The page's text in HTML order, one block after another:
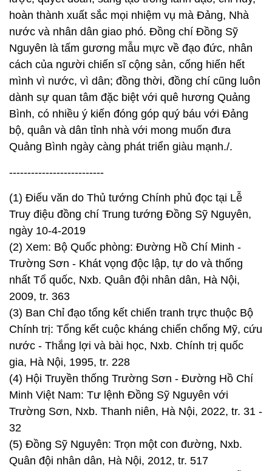
mình vì nước, vì dân; đồng thời, đồng chí cũng luôn
dành sự quan tâm đặc biệt với quê hương Quảng
Bình, có nhiều ý kiến đóng góp quý báu với Đảng
bộ, quân và dân tỉnh nhà với mong muốn đưa
Quảng Bình ngày càng phát triển giàu mạnh./.
--------------------------
(1) Điếu văn do Thủ tướng Chính phủ đọc tại Lễ
Truy điệu đồng chí Trung tướng Đồng Sỹ Nguyên,
Trường Sơn - Khát vọng độc lập, tự do và thống
nhất Tổ quốc, Nxb. Quân đội nhân dân, Hà Nội,
2009, tr. 363
(3) Ban Chỉ đạo tổng kết chiến tranh trực thuộc Bộ
Chính trị: Tổng kết cuộc kháng chiến chống Mỹ, cứu
nước - Thắng lợi và bài học, Nxb. Chính trị quốc
gia, Hà Nội, 1995, tr. 228
(4) Hội Truyền thống Trường Sơn - Đường Hồ Chí
Minh Việt Nam: Tư lệnh Đồng Sỹ Nguyên với
Trường Sơn, Nxb. Thanh niên, Hà Nội, 2022, tr. 31 -
32
(5) Đồng Sỹ Nguyên: Trọn một con đường, Nxb.
Quân đội nhân dân, Hà Nội, 2012, tr. 517
(6) Điếu văn do Thủ tướng Chính phủ đọc tại Lễ
Truy điệu đồng chí Trung tướng Đồng Sỹ Nguyên,
ngày 10-4-2019
(7), (8), (9) Đồng Sỹ Nguyên: Trung tướng Đồng Sỹ